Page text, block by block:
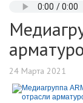
24 Марта 2021